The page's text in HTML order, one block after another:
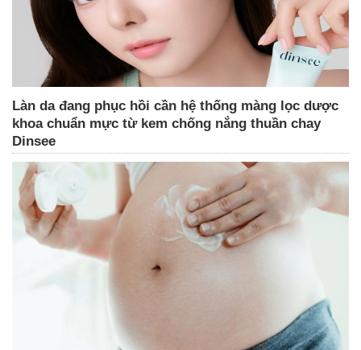
Làn da đang phục hồi cần hệ thống màng lọc dược
khoa chuẩn mực từ kem chống nắng thuần chay
Dinsee